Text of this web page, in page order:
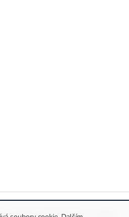
osobních údajůInformace o cookies